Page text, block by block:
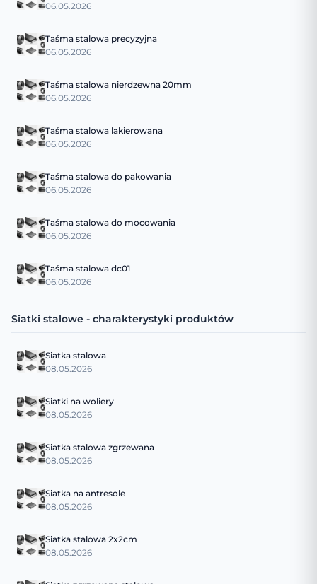
06.05.2026
Taśma stalowa precyzyjna
06.05.2026
Taśma stalowa nierdzewna 20mm
06.05.2026
Taśma stalowa lakierowana
06.05.2026
Taśma stalowa do pakowania
06.05.2026
Taśma stalowa do mocowania
06.05.2026
Taśma stalowa dc01
06.05.2026
Siatki stalowe - charakterystyki produktów
Siatka stalowa
08.05.2026
Siatki na woliery
08.05.2026
Siatka stalowa zgrzewana
08.05.2026
Siatka na antresole
08.05.2026
Siatka stalowa 2x2cm
08.05.2026